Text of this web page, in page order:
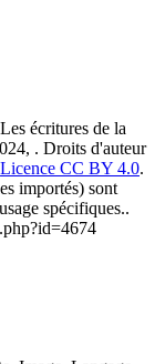
écritures de la
. Droits d'auteur
Licence CC BY 4.0.
importés) sont
spécifiques..